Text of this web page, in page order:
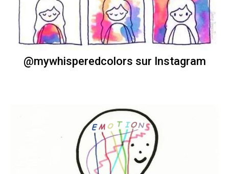
@mywhisperedcolors sur Instagram